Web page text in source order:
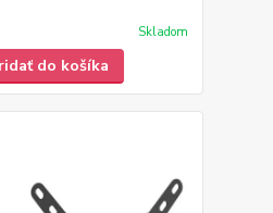
Skladom
do košíka